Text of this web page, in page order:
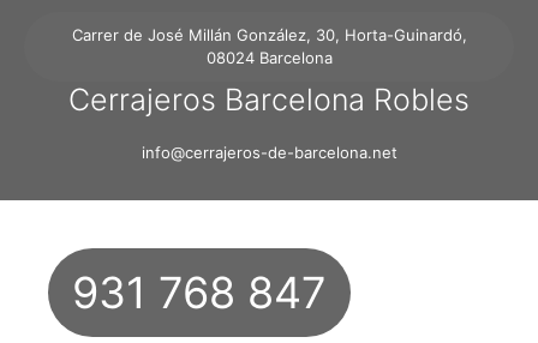
Carrer de José Millán González, 30, Horta-Guinardó,
08024 Barcelona
Cerrajeros Barcelona Robles
info@cerrajeros-de-barcelona.net
931 768 847